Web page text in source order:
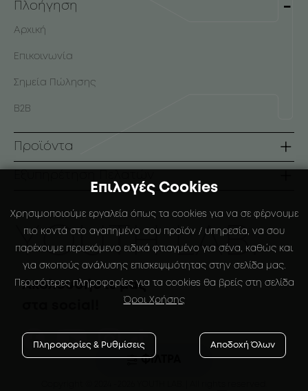
ΦΙΛΤΡΑ
ΥOUTH LAB.
Ακολουθήστε μας
Πλοήγηση
Αρχική
Επικοινωνία
Σημεία Πώλησης
B2B
Προϊόντα
Σειρές
Αντηλιακά
Τρόποι Πληρωμής
Τρόποι Αποστολής
Πολιτική Επιστροφών
Επιλογές Cookies
Χρησιμοποιούμε εργαλεία όπως τα cookies για να σε φέρνουμε
πιο κοντά στο αγαπημένο σου προϊόν / υπηρεσία, να σου
παρέχουμε περιεχόμενο ειδικά φτιαγμένο για σένα, καθώς και
για σκοπούς ανάλυσης επισκεψιμότητας στην σελίδα μας.
Περισότερες πληροφορίες για τα cookies θα βρείς στη σελίδα
Όροι Χρήσης
Πληροφορίες & Ρυθμίσεις Αποδοχή Όλων